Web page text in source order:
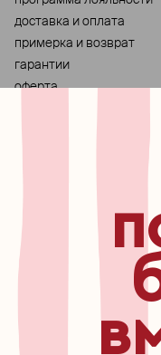
доставка и оплата
примерка и возврат
гарантии
оферта
бесплатный звонок по
узнавайте первыми о
новинках, специальных
мероприятиях, скидках